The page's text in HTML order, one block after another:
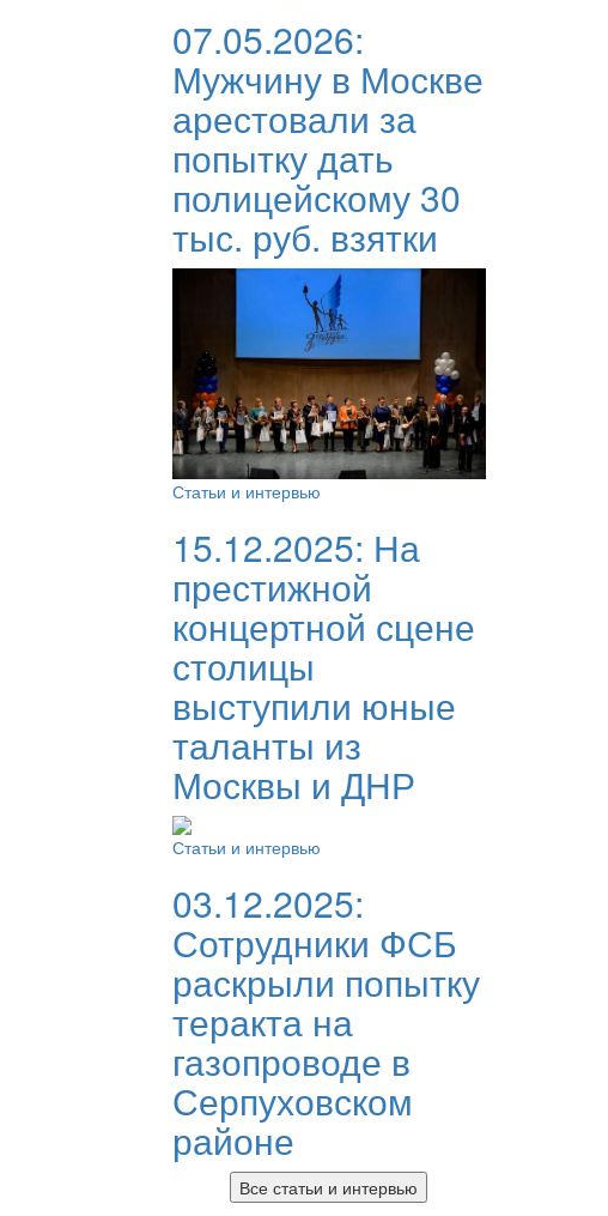
07.05.2026:
Мужчину в Москве
арестовали за
попытку дать
полицейскому 30
тыс. руб. взятки
Статьи и интервью
15.12.2025: На
престижной
концертной сцене
столицы
выступили юные
таланты из
Москвы и ДНР
Статьи и интервью
03.12.2025:
Сотрудники ФСБ
раскрыли попытку
теракта на
газопроводе в
Серпуховском
районе
Все статьи и интервью